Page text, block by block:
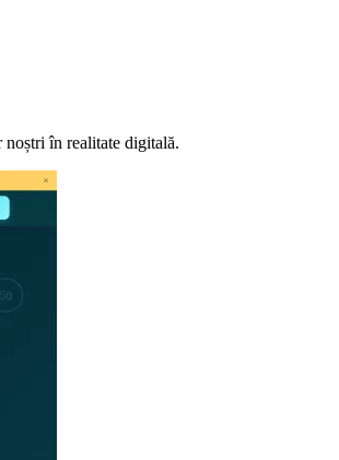
noștri în realitate digitală.